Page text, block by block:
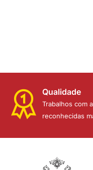
Qualidade
Trabalhos com
reconhecidas